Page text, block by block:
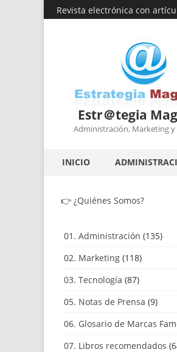
Revista electrónica con
Estr＠tegia
Administración, Marketing y
INICIO
👉 ¿Quiénes Somos?
01. Administración (135)
02. Marketing (118)
03. Tecnología (87)
05. Notas de Prensa (9)
06. Glosario de Marcas
07. Libros recomendados